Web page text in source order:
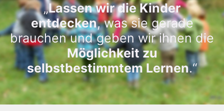
„Lassen wir die Kinder
entdecken, was sie gerade
brauchen und geben wir ihnen die
Möglichkeit zu
selbstbestimmtem Lernen.“